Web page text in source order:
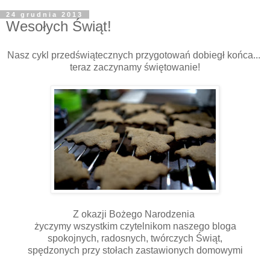
24 grudnia 2013
Wesołych Świąt!
Nasz cykl przedświątecznych przygotowań dobiegł końca...
teraz zaczynamy świętowanie!
Z okazji Bożego Narodzenia
życzymy wszystkim czytelnikom naszego bloga
spokojnych, radosnych, twórczych Świąt,
spędzonych przy stołach zastawionych domowymi